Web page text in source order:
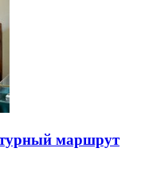
маршрут